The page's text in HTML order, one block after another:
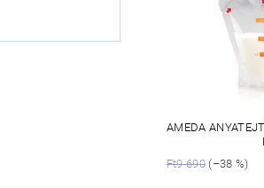
AMEDA
Ft9 690 (–38 %)